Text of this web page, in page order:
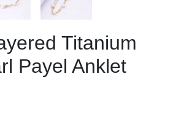
Titanium
Payel Anklet